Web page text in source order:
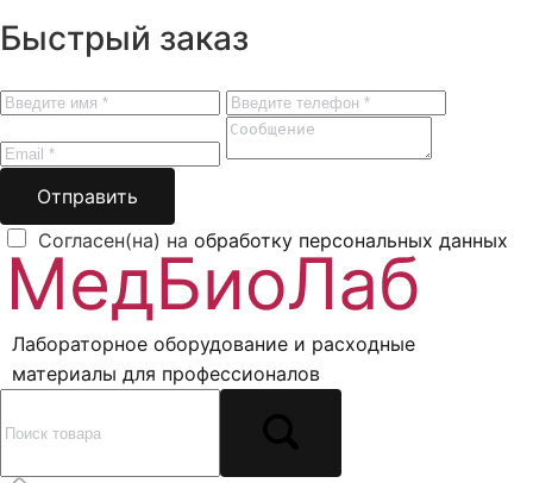
Быстрый заказ
Отправить
Согласен(на) на обработку персональных данных
Лабораторное оборудование и расходные
материалы для профессионалов